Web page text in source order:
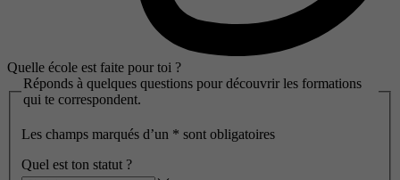
Quelle école est faite pour toi ?
Réponds à quelques questions pour découvrir les formations
qui te correspondent.
Les champs marqués d’un * sont obligatoires
Quel est ton statut ?